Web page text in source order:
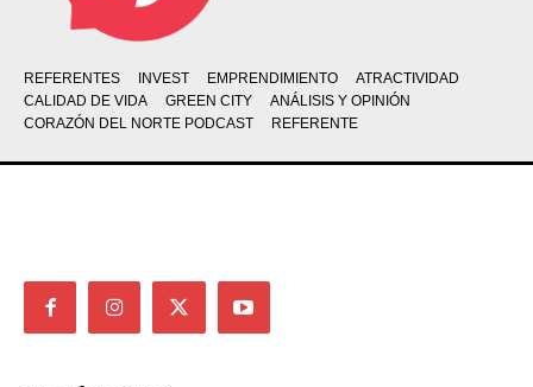
REFERENTES INVEST EMPRENDIMIENTO
ATRACTIVIDAD
CALIDAD DE VIDA
GREEN CITY
ANÁLISIS Y OPINIÓN
CORAZÓN DEL NORTE PODCAST
REFERENTE